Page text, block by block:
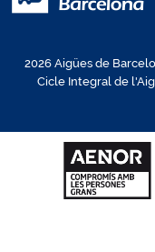
2026 Aigües de
Cicle Integral de